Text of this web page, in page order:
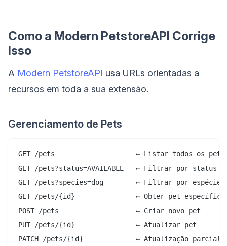
Como a Modern PetstoreAPI Corrige
Isso
A Modern PetstoreAPI usa URLs orientadas a
recursos em toda a sua extensão.
Gerenciamento de Pets
GET /pets                    ← Listar todos os pets
GET /pets?status=AVAILABLE   ← Filtrar por status
GET /pets?species=dog        ← Filtrar por espécie
GET /pets/{id}               ← Obter pet específico
POST /pets                   ← Criar novo pet
PUT /pets/{id}               ← Atualizar pet
PATCH /pets/{id}             ← Atualização parcial